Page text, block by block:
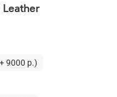
Leather
9000 р.)